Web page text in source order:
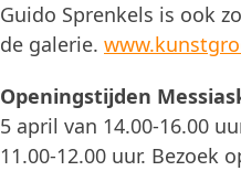
Guido Sprenkels is ook
de galerie.
Openingstijden
5 april van 14.00-16.00
11.00-12.00 uur. Bezoek